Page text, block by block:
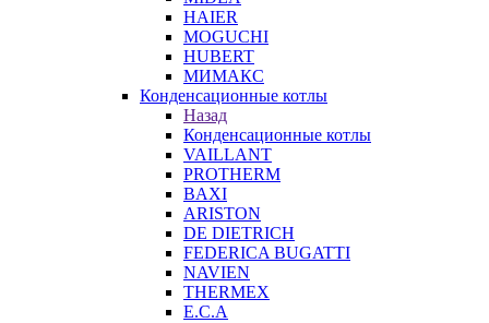
HAIER
MOGUCHI
HUBERT
МИМАКС
Конденсационные котлы
Назад
Конденсационные котлы
VAILLANT
PROTHERM
BAXI
ARISTON
DE DIETRICH
FEDERICA BUGATTI
NAVIEN
THERMEX
E.C.A